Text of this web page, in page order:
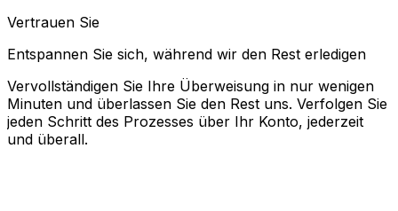
Vertrauen Sie
Entspannen Sie sich, während wir den Rest erledigen
Vervollständigen Sie Ihre Überweisung in nur wenigen
Minuten und überlassen Sie den Rest uns. Verfolgen Sie
jeden Schritt des Prozesses über Ihr Konto, jederzeit
und überall.